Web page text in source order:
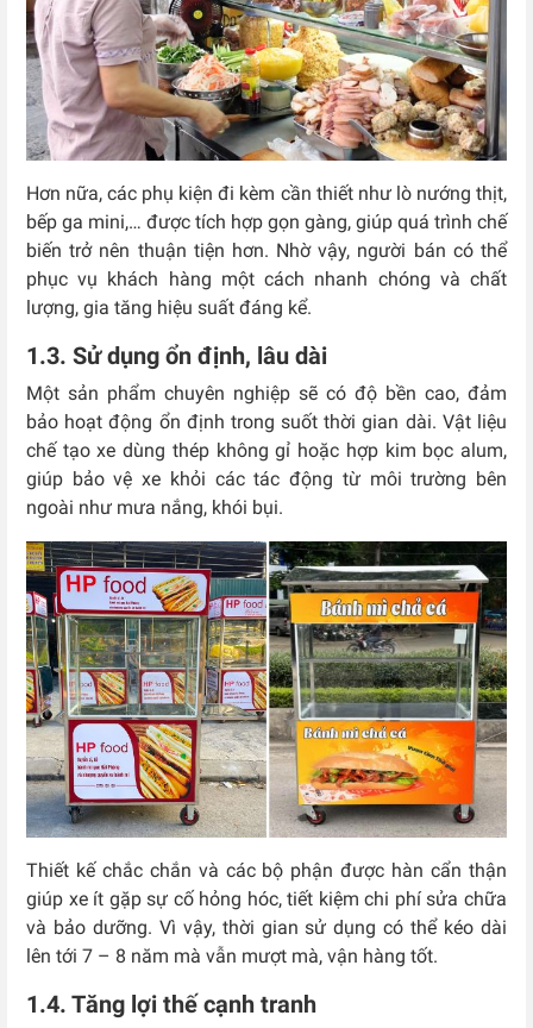
Hơn nữa, các phụ kiện đi kèm cần thiết như lò nướng thịt,
bếp ga mini,… được tích hợp gọn gàng, giúp quá trình chế
biến trở nên thuận tiện hơn. Nhờ vậy, người bán có thể
phục vụ khách hàng một cách nhanh chóng và chất
lượng, gia tăng hiệu suất đáng kể.
1.3. Sử dụng ổn định, lâu dài
Một sản phẩm chuyên nghiệp sẽ có độ bền cao, đảm
bảo hoạt động ổn định trong suốt thời gian dài. Vật liệu
chế tạo xe dùng thép không gỉ hoặc hợp kim bọc alum,
giúp bảo vệ xe khỏi các tác động từ môi trường bên
ngoài như mưa nắng, khói bụi.
Thiết kế chắc chắn và các bộ phận được hàn cẩn thận
giúp xe ít gặp sự cố hỏng hóc, tiết kiệm chi phí sửa chữa
và bảo dưỡng. Vì vậy, thời gian sử dụng có thể kéo dài
lên tới 7 – 8 năm mà vẫn mượt mà, vận hàng tốt.
1.4. Tăng lợi thế cạnh tranh